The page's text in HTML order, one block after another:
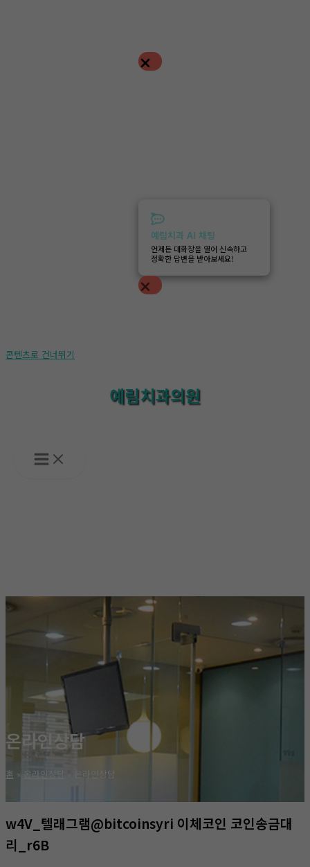
예림치과 AI 채팅
언제든 대화창을 열어 신속하고
정확한 답변을 받아보세요!
콘텐츠로 건너뛰기
예림치과의원
온라인상담
홈 온라인상담 온라인상담
w4V_텔래그램@bitcoinsyri 이체코인 코인송금대
리_r6B